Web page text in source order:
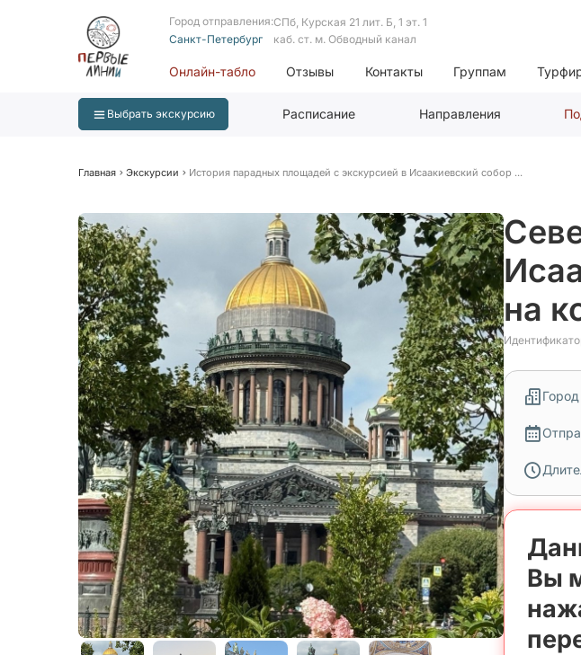
Город отправления:
Санкт-Петербург
СПб, Курская 21 лит. Б, 1 эт. 1
каб. ст. м. Обводный канал
Онлайн-табло Отзывы Контакты Группам
Выбрать экскурсию Расписание Направления
Главная Экскурсии История парадных площадей с экскурсией в Исаакиевский собор ...
на
Вы